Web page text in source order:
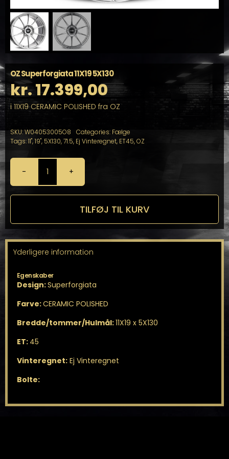
OZ Superforgiata 11X19 5X130
kr.17.399,00
i 11X19 CERAMIC POLISHED fra OZ
SKU:W04053005O8 Categories: Fælge
Tags:11",19", 5X130,71.5, Ej Vinteregnet, ET45,OZ
OZ
Superforgiata
11X19
TILFØJ TIL KURV
Yderligere information
Egenskaber
Design:Superforgiata
Farve:CERAMIC POLISHED
Bredde/tommer/Hulmål:11X19 x 5X130
ET: 45
Vinteregnet:Ej Vinteregnet
Bolte: